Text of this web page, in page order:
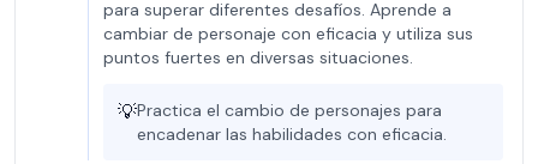
para superar diferentes desafíos. Aprende a
cambiar de personaje con eficacia y utiliza sus
puntos fuertes en diversas situaciones.
💡Practica el cambio de personajes para
encadenar las habilidades con eficacia.